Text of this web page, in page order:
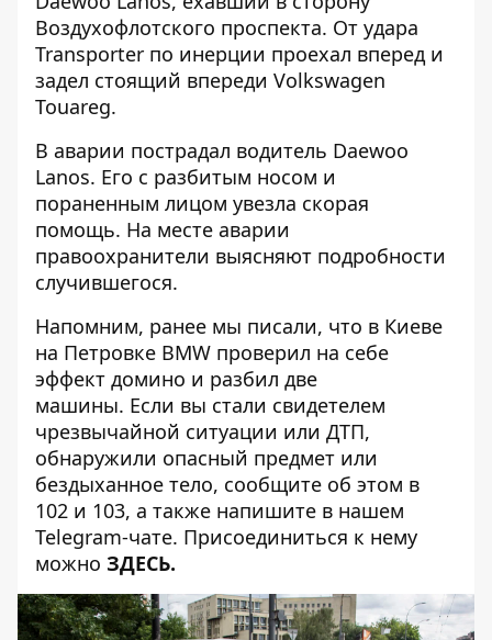
Воздухофлотского проспекта. От удара
Transporter по инерции проехал вперед и
задел стоящий впереди Volkswagen
Touareg.
В аварии пострадал водитель Daewoo
Lanos. Его с разбитым носом и
пораненным лицом увезла скорая
помощь. На месте аварии
правоохранители выясняют подробности
случившегося.
Напомним, ранее мы писали, что в Киеве
на Петровке BMW проверил на себе
эффект домино и разбил две
машины. Если вы стали свидетелем
чрезвычайной ситуации или ДТП,
обнаружили опасный предмет или
бездыханное тело, сообщите об этом в
102 и 103, а также напишите в нашем
Telegram-чате. Присоединиться к нему
можно ЗДЕСЬ.